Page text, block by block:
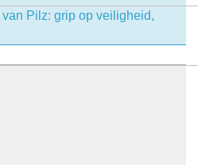
Pilz: grip op veiligheid,